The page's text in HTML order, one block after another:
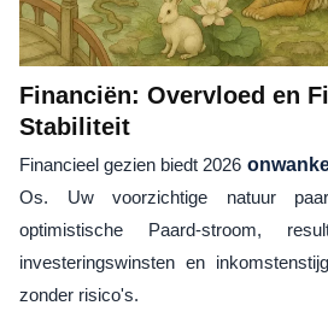
Financiën: Overvloed en
Stabiliteit
Financieel gezien biedt 2026
Os. Uw voorzichtige natuur
optimistische Paard-stroom,
investeringswinsten en
zonder risico's.